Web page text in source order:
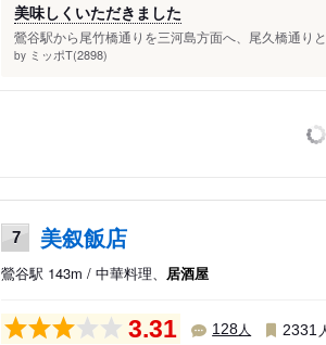
美味しくいただきました
鶯谷駅から尾竹橋通りを三河島方面へ、尾久橋通り
by ミッポT(2898)
7 美叙飯店
鶯谷駅 143m / 中華料理、 居酒屋
3.31 128人 2331